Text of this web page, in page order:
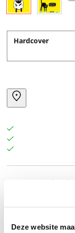
Deze website
Hardcover
Een
hakken, Poes is
niet zonder haar
geen schoenen